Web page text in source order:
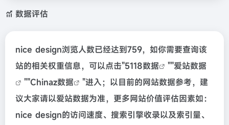
数据评估
nice design浏览人数已经达到759，如你需要查询该
站的相关权重信息，可以点击"5118数据 ""爱站数据
""Chinaz数据
"进入；以目前的网站数据参考，建
议大家请以爱站数据为准，更多网站价值评估因素如：
nice design的访问速度、搜索引擎收录以及索引量、